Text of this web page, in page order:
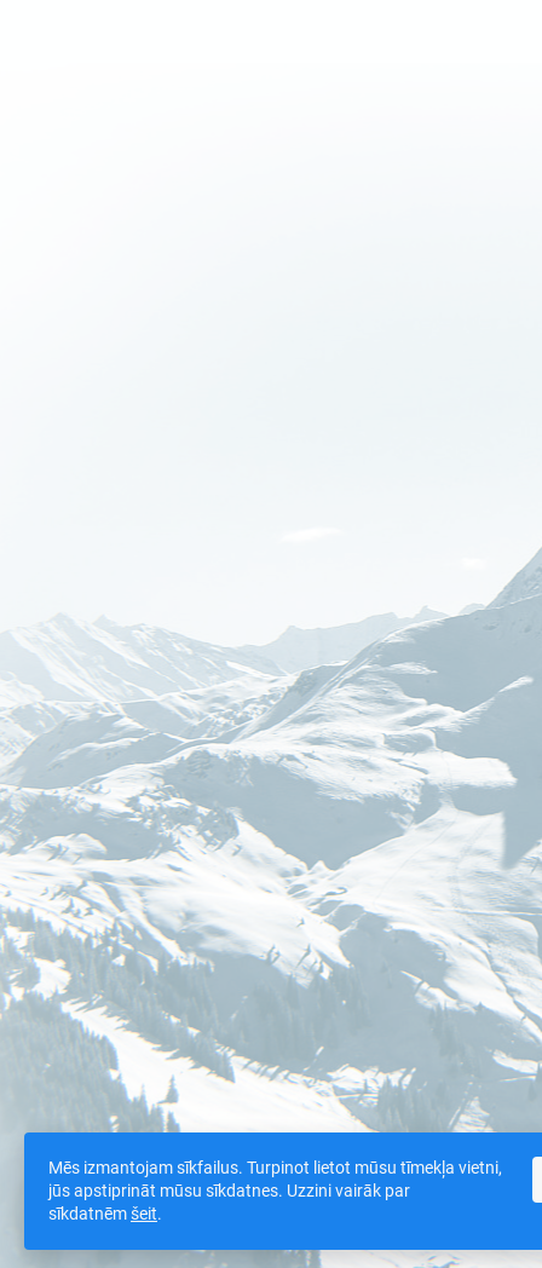
Mēs izmantojam sīkfailus. Turpinot lietot mūsu tīmekļa vietni,
jūs apstiprināt mūsu sīkdatnes. Uzzini vairāk par
sīkdatnēmšeit.